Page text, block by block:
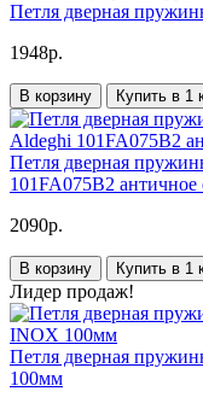
Петля дверная
1948р.
В корзину Купить в 1
Петля дверная
101FA075B2
2090р.
В корзину Купить в 1
Лидер продаж!
Петля дверная
100мм